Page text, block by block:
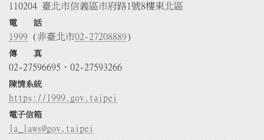
110204 臺北市信義區市府路1號8樓東北區
電 話
1999 (非臺北市02-27208889)
傳 真
02-27596695、02-27593266
陳情系統
https://1999.gov.taipei
電子信箱
la_laws@gov.taipei